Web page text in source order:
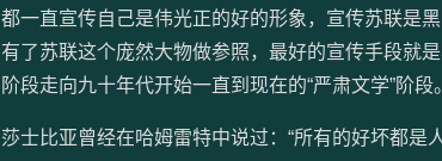
都一直宣传自己是伟光正的好的形象，宣传苏联是
有了苏联这个庞然大物做参照，最好的宣传手段就
阶段走向九十年代开始一直到现在的“严肃文学”阶段。
莎士比亚曾经在哈姆雷特中说过：“所有的好坏都